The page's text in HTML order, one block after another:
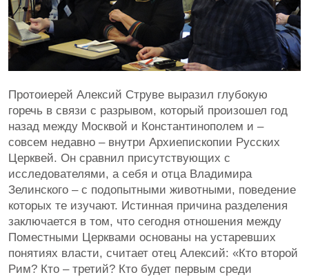
Протоиерей Алексий Струве выразил глубокую
горечь в связи с разрывом, который произошел год
назад между Москвой и Константинополем и –
совсем недавно – внутри Архиепископии Русских
Церквей. Он сравнил присутствующих с
исследователями, а себя и отца Владимира
Зелинского – с подопытными животными, поведение
которых те изучают. Истинная причина разделения
заключается в том, что сегодня отношения между
Поместными Церквами основаны на устаревших
понятиях власти, считает отец Алексий: «Кто второй
Рим? Кто – третий? Кто будет первым среди